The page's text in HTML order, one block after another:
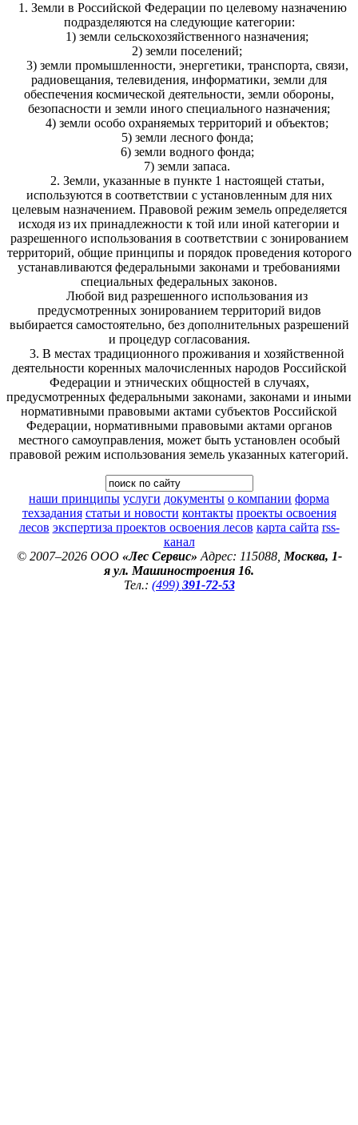
1. Земли в Российской Федерации по целевому назначению
подразделяются на следующие категории:
1) земли сельскохозяйственного назначения;
2) земли поселений;
3) земли промышленности, энергетики, транспорта, связи,
радиовещания, телевидения, информатики, земли для
обеспечения космической деятельности, земли обороны,
безопасности и земли иного специального назначения;
4) земли особо охраняемых территорий и объектов;
5) земли лесного фонда;
6) земли водного фонда;
7) земли запаса.
2. Земли, указанные в пункте 1 настоящей статьи,
используются в соответствии с установленным для них
целевым назначением. Правовой режим земель определяется
исходя из их принадлежности к той или иной категории и
разрешенного использования в соответствии с зонированием
территорий, общие принципы и порядок проведения которого
устанавливаются федеральными законами и требованиями
специальных федеральных законов.
Любой вид разрешенного использования из
предусмотренных зонированием территорий видов
выбирается самостоятельно, без дополнительных разрешений
и процедур согласования.
3. В местах традиционного проживания и хозяйственной
деятельности коренных малочисленных народов Российской
Федерации и этнических общностей в случаях,
предусмотренных федеральными законами, законами и иными
нормативными правовыми актами субъектов Российской
Федерации, нормативными правовыми актами органов
местного самоуправления, может быть установлен особый
правовой режим использования земель указанных категорий.
наши принципы услуги документы о компании форма
техзадания статьи и новости контакты проекты освоения
лесов экспертиза проектов освоения лесов карта сайта rss-
канал
© 2007–2026 ООО «Лес Сервис» Адрес: 115088, Москва, 1-
я ул. Машиностроения 16.
Тел.: (499) 391-72-53